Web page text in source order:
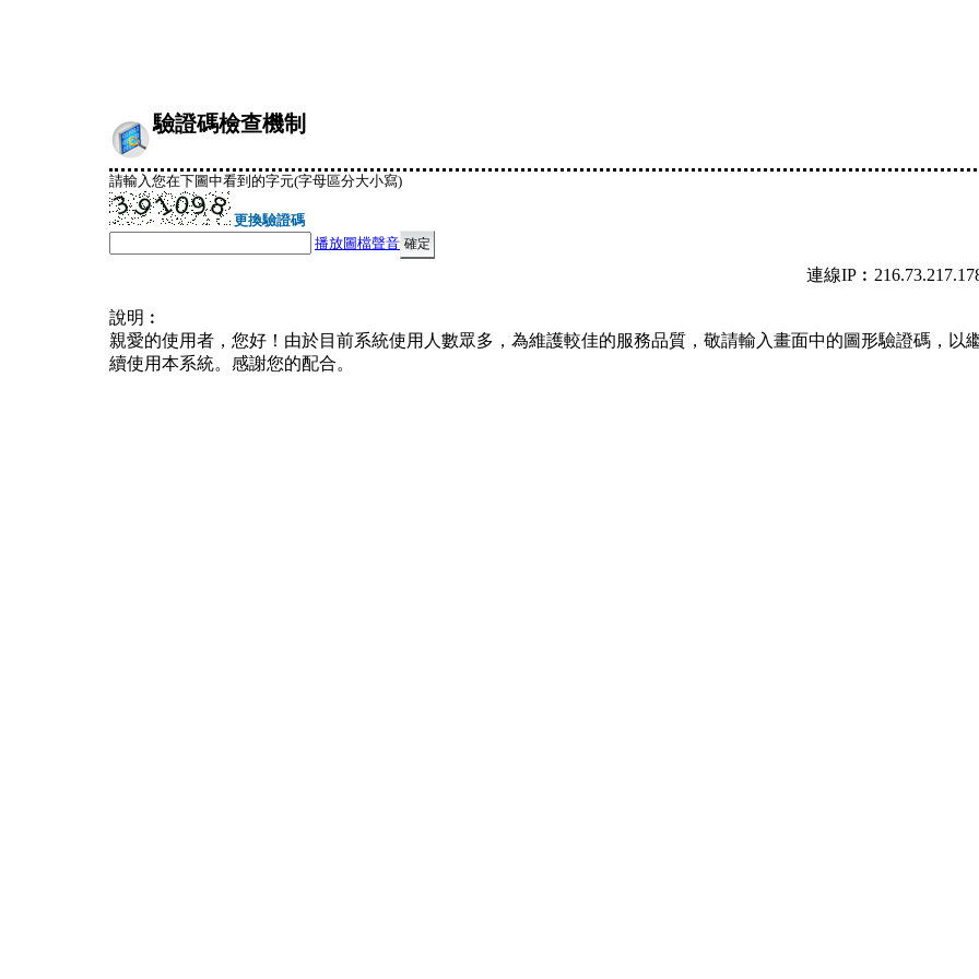
驗證碼檢查機制
請輸入您在下圖中看到的字元(字母區分大小寫)
更換驗證碼
播放圖檔聲音
連線
說明︰
親愛的使用者，您好！由於目前系統使用人數眾多，為維護較佳的服務品質，敬請輸入畫面中的圖形驗證碼，以
續使用本系統。感謝您的配合。